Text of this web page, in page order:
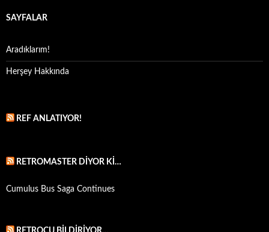
SAYFALAR
Aradıklarım!
Herşey Hakkında
REF ANLATIYOR!
RETROMASTER DIYOR KI…
Cumulus Bus Saga Continues